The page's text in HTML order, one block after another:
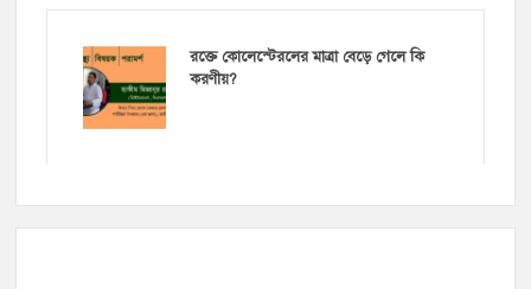
রক্তে কোলেস্টেরলের মাত্রা বেড়ে গেলে কি
করণীয়?